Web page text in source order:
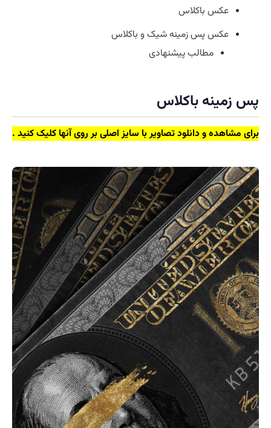
عکس باکلاس
عکس پس زمینه شیک و باکلاس
مطالب پیشنهادی
پس زمینه باکلاس
برای مشاهده و دانلود تصاویر با سایز اصلی بر روی آنها کلیک کنید .